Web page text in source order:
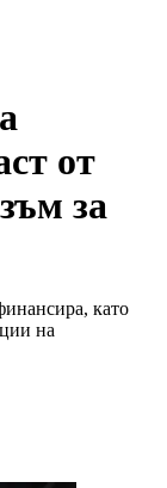
от
за
като
на